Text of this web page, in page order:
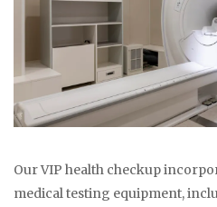
Our VIP health checkup
medical testing equipment,